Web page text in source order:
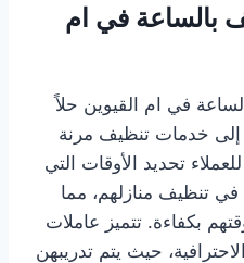
بالساعة في ام
في ام القيوين حلاً
إلى خدمات تنظيف مرنة
تحديد الأوقات التي
في تنظيف منازلهم، مما
بكفاءة. تتميز عاملات
حيث يتم تدريبهن